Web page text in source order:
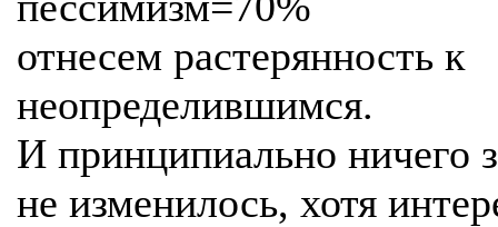
отнесем растерянность к
неопределившимся.
И принципиально ничего
не изменилось, хотя